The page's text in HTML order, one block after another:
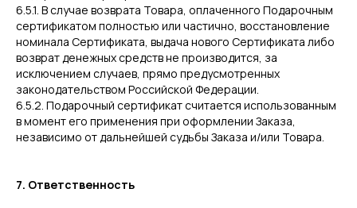
6.5.1. В случае возврата Товара, оплаченного Подарочным
сертификатом полностью или частично, восстановление
номинала Сертификата, выдача нового Сертификата либо
возврат денежных средств не производится, за
исключением случаев, прямо предусмотренных
законодательством Российской Федерации.
6.5.2. Подарочный сертификат считается использованным
в момент его применения при оформлении Заказа,
независимо от дальнейшей судьбы Заказа и/или Товара.
7. Ответственность